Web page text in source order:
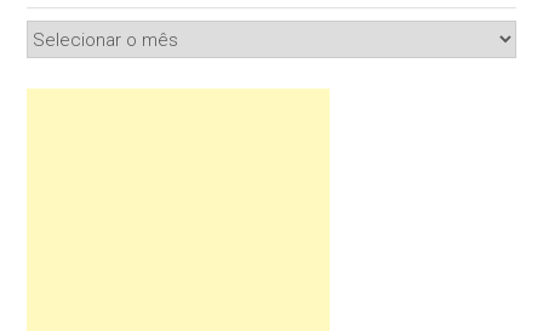
Arquivos